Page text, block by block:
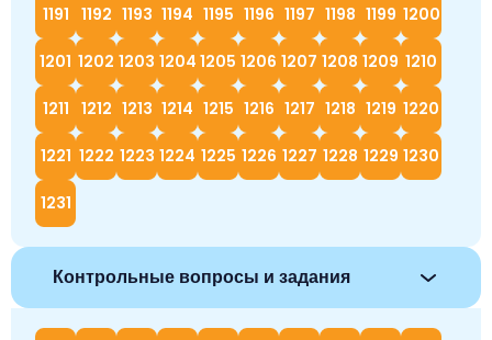
1191 1192 1193 1194 1195 1196 1197 1198 1199 1200
1201 1202 1203 1204 1205 1206 1207 1208 1209 1210
1211 1212 1213 1214 1215 1216 1217 1218 1219 1220
1221 1222 1223 1224 1225 1226 1227 1228 1229 1230
1231
Контрольные вопросы и задания